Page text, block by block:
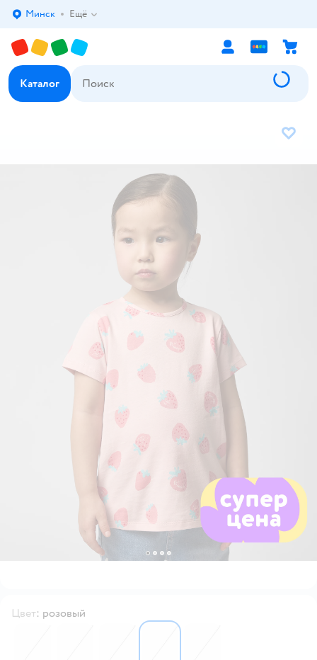
Выбор адреса доставки.
Минск Ещё
Каталог
В
Цвет: розовый
65301706530172